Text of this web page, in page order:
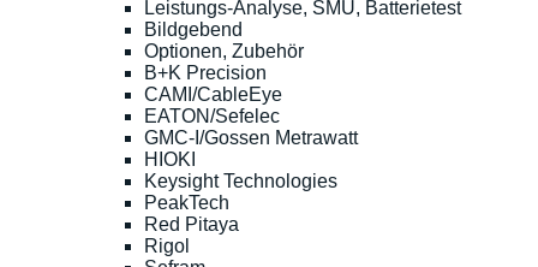
Leistungs-Analyse, SMU, Batterietest
Bildgebend
Optionen, Zubehör
B+K Precision
CAMI/CableEye
EATON/Sefelec
GMC-I/Gossen Metrawatt
HIOKI
Keysight Technologies
PeakTech
Red Pitaya
Rigol